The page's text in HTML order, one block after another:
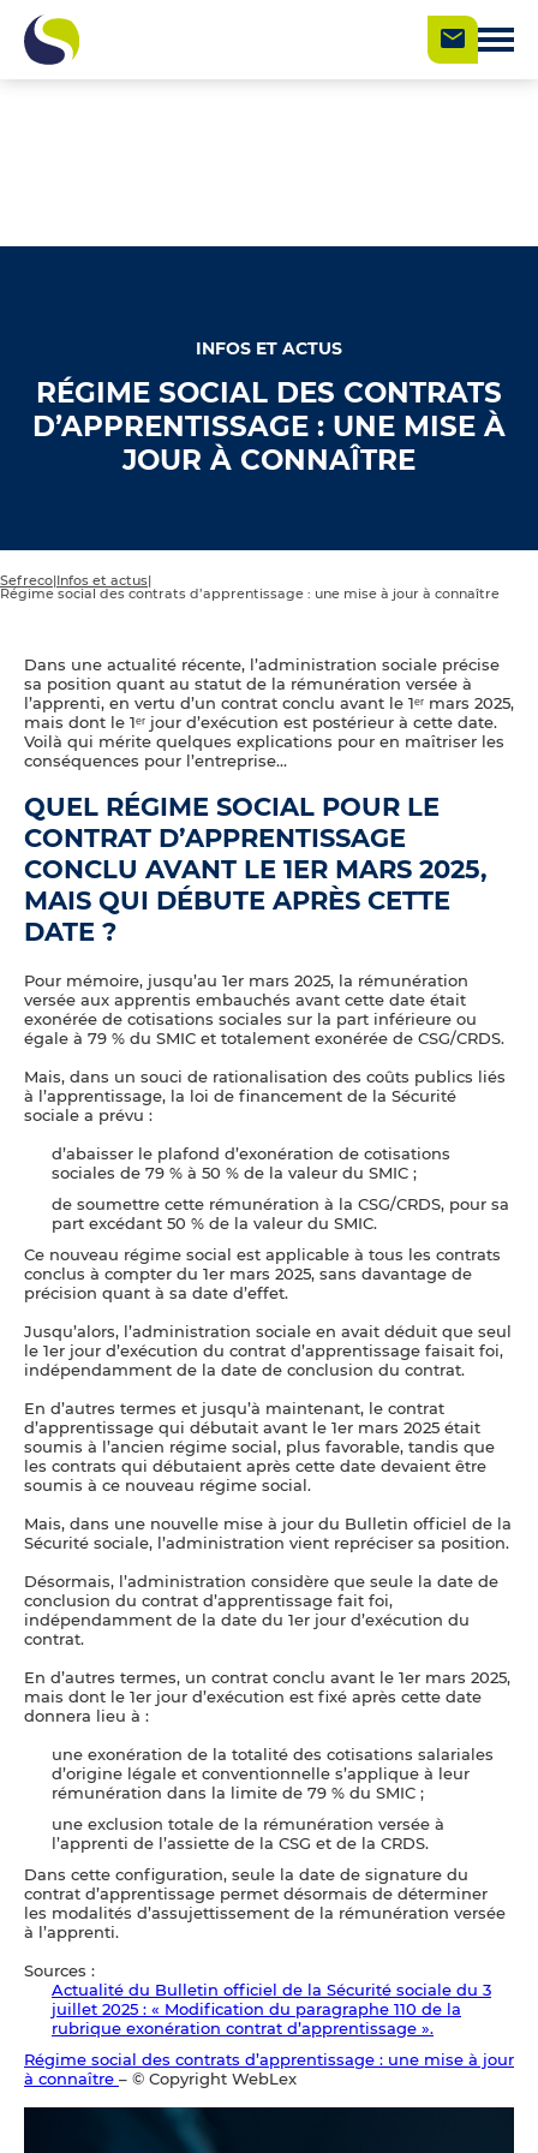
INFOS ET ACTUS
RÉGIME SOCIAL DES CONTRATS
D’APPRENTISSAGE : UNE MISE À
JOUR À CONNAÎTRE
Sefreco|Infos et actus|
Régime social des contrats d’apprentissage : une mise à jour à connaître
Dans une actualité récente, l’administration sociale précise
sa position quant au statut de la rémunération versée à
l’apprenti, en vertu d’un contrat conclu avant le 1ᵉʳ mars 2025,
mais dont le 1ᵉʳ jour d’exécution est postérieur à cette date.
Voilà qui mérite quelques explications pour en maîtriser les
conséquences pour l’entreprise…
QUEL RÉGIME SOCIAL POUR LE
CONTRAT D’APPRENTISSAGE
CONCLU AVANT LE 1ER MARS 2025,
MAIS QUI DÉBUTE APRÈS CETTE
DATE ?
Pour mémoire, jusqu’au 1er mars 2025, la rémunération
versée aux apprentis embauchés avant cette date était
exonérée de cotisations sociales sur la part inférieure ou
égale à 79 % du SMIC et totalement exonérée de CSG/CRDS.
Mais, dans un souci de rationalisation des coûts publics liés
à l’apprentissage, la loi de financement de la Sécurité
sociale a prévu :
d’abaisser le plafond d’exonération de cotisations
sociales de 79 % à 50 % de la valeur du SMIC ;
de soumettre cette rémunération à la CSG/CRDS, pour sa
part excédant 50 % de la valeur du SMIC.
Ce nouveau régime social est applicable à tous les contrats
conclus à compter du 1er mars 2025, sans davantage de
précision quant à sa date d’effet.
Jusqu’alors, l’administration sociale en avait déduit que seul
le 1er jour d’exécution du contrat d’apprentissage faisait foi,
indépendamment de la date de conclusion du contrat.
En d’autres termes et jusqu’à maintenant, le contrat
d’apprentissage qui débutait avant le 1er mars 2025 était
soumis à l’ancien régime social, plus favorable, tandis que
les contrats qui débutaient après cette date devaient être
soumis à ce nouveau régime social.
Mais, dans une nouvelle mise à jour du Bulletin officiel de la
Sécurité sociale, l’administration vient repréciser sa position.
Désormais, l’administration considère que seule la date de
conclusion du contrat d’apprentissage fait foi,
indépendamment de la date du 1er jour d’exécution du
contrat.
En d’autres termes, un contrat conclu avant le 1er mars 2025,
mais dont le 1er jour d’exécution est fixé après cette date
donnera lieu à :
une exonération de la totalité des cotisations salariales
d’origine légale et conventionnelle s’applique à leur
rémunération dans la limite de 79 % du SMIC ;
une exclusion totale de la rémunération versée à
l’apprenti de l’assiette de la CSG et de la CRDS.
Dans cette configuration, seule la date de signature du
contrat d’apprentissage permet désormais de déterminer
les modalités d’assujettissement de la rémunération versée
à l’apprenti.
Sources :
Actualité du Bulletin officiel de la Sécurité sociale du 3
juillet 2025 : « Modification du paragraphe 110 de la
rubrique exonération contrat d’apprentissage ».
Régime social des contrats d’apprentissage : une mise à jour
à connaître – © Copyright WebLex